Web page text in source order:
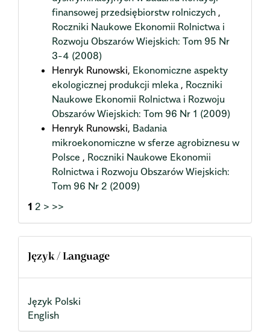
finansowej przedsiębiorstw rolniczych ,
Roczniki Naukowe Ekonomii Rolnictwa i
Rozwoju Obszarów Wiejskich: Tom 95 Nr
3-4 (2008)
Henryk Runowski, Ekonomiczne aspekty
ekologicznej produkcji mleka , Roczniki
Naukowe Ekonomii Rolnictwa i Rozwoju
Obszarów Wiejskich: Tom 96 Nr 1 (2009)
Henryk Runowski, Badania
mikroekonomiczne w sferze agrobiznesu w
Polsce , Roczniki Naukowe Ekonomii
Rolnictwa i Rozwoju Obszarów Wiejskich:
Tom 96 Nr 2 (2009)
1 2 > >>
Język / Language
Język Polski
English